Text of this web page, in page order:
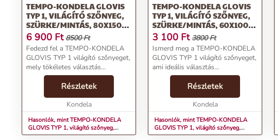
TEMPO-KONDELA GLOVIS
TYP 1, VILÁGÍTÓ SZŐNYEG,
SZÜRKE/MINTÁS, 80X150
CM
6 900 Ft 8500 Ft
Fedezd fel a TEMPO-KONDELA
GLOVIS TYP 1 világító szőnyeget,
mely tökéletes választás
gyermekszobákba!Termékjellemzők:Anyag:
100% poliészter/hab/mikro
plüss.Méretek: 80x150 cm.Szín:
Szürke/mintás.Világ...
Részletek
Kondela
Hasonlók, mint TEMPO-KONDELA
GLOVIS TYP 1, világító szőnyeg,
szürke/mintás, 80x150 cm
TEMPO-KONDELA GLOVIS
TYP 1, VILÁGÍTÓ SZŐNYEG,
SZÜRKE/MINTÁS, 60X100
CM
3 100 Ft 3800 Ft
Ismerd meg a TEMPO-KONDELA
GLOVIS TYP 1 világító szőnyeget,
ami ideális választás
gyermekszobákba!Termékjellemzők:Anyag:
100% poliészter/hab/mikro
plüss.Méretek: 60x100 cm.Szín:
Szürke/mintás.Világító...
Részletek
Kondela
Hasonlók, mint TEMPO-KONDELA
GLOVIS TYP 1, világító szőnyeg,
szürke/mintás, 60x100 cm